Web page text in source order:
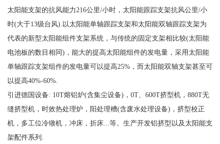
太阳能支架的抗风能力216公里/小时，太阳能跟踪支架抗风公里/小
时(大于13级台风).以太阳能单轴跟踪支架和太阳能双轴跟踪支架为
代表的新型太阳能组件支架系统，与传统的固定支架相比较(太阳能
电池板的数目相同)，能大的提高太阳能组件的发电量，采用太阳能
单轴跟踪支架组件的发电量可以提高25%，而太阳能双轴支架甚至可
以提高40%-60%.
引进德国设备: 10T熔铝炉(含集尘设备)，0T、600T挤型机，880T无
缝挤型机，时效热处理炉，阳处理槽(含废水处理设备)，挤型校正
机，多工位冷镦机，冲床，折床...等。生产开发铝挤型以及太阳能支
架配件系列.